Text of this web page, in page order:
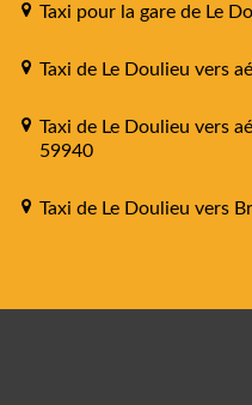
Taxi pour la gare de Le
Taxi de Le Doulieu vers
Taxi de Le Doulieu vers
59940
Taxi de Le Doulieu vers